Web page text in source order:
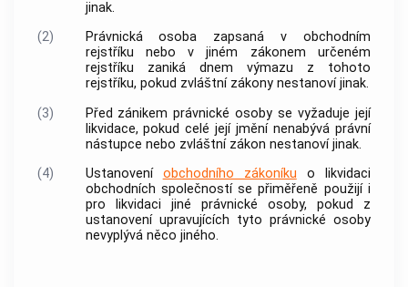
jinak.
(2)
Právnická osoba zapsaná v obchodním
rejstříku nebo v jiném zákonem určeném
rejstříku zaniká dnem výmazu z tohoto
rejstříku, pokud zvláštní zákony nestanoví jinak.
(3)
Před zánikem právnické osoby se vyžaduje její
likvidace, pokud celé její jmění nenabývá právní
nástupce nebo zvláštní zákon nestanoví jinak.
(4)
Ustanovení obchodního zákoníku o likvidaci
obchodních společností se přiměřeně použijí i
pro likvidaci jiné právnické osoby, pokud z
ustanovení upravujících tyto právnické osoby
nevyplývá něco jiného.